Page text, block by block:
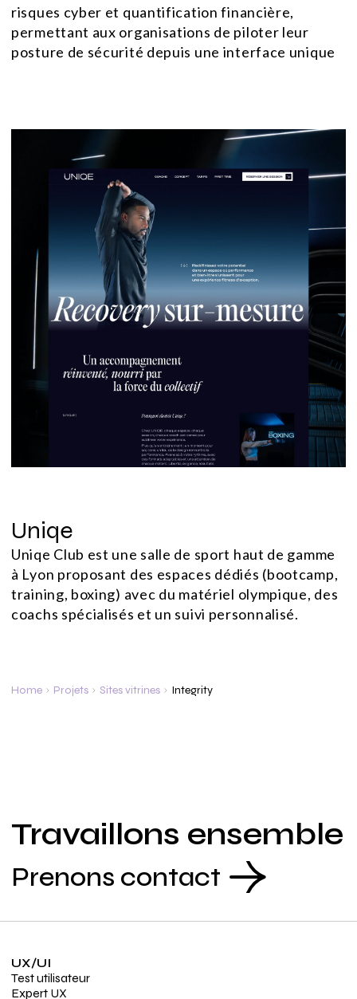
risques cyber et quantification financière,
permettant aux organisations de piloter leur
posture de sécurité depuis une interface unique
Uniqe
Uniqe Club est une salle de sport haut de gamme
à Lyon proposant des espaces dédiés (bootcamp,
training, boxing) avec du matériel olympique, des
coachs spécialisés et un suivi personnalisé.
Home Projets Sites vitrines Integrity
Travaillons ensemble
Prenons contact
UX/UI
Test utilisateur
Expert UX